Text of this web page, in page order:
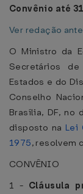
Convênio até
Ver redação
O Ministro da
Secretários
Estados e do
Conselho
Brasília, DF,
disposto na Lei
1975, resolvem
CONVÊNIO
1 - Cláusula